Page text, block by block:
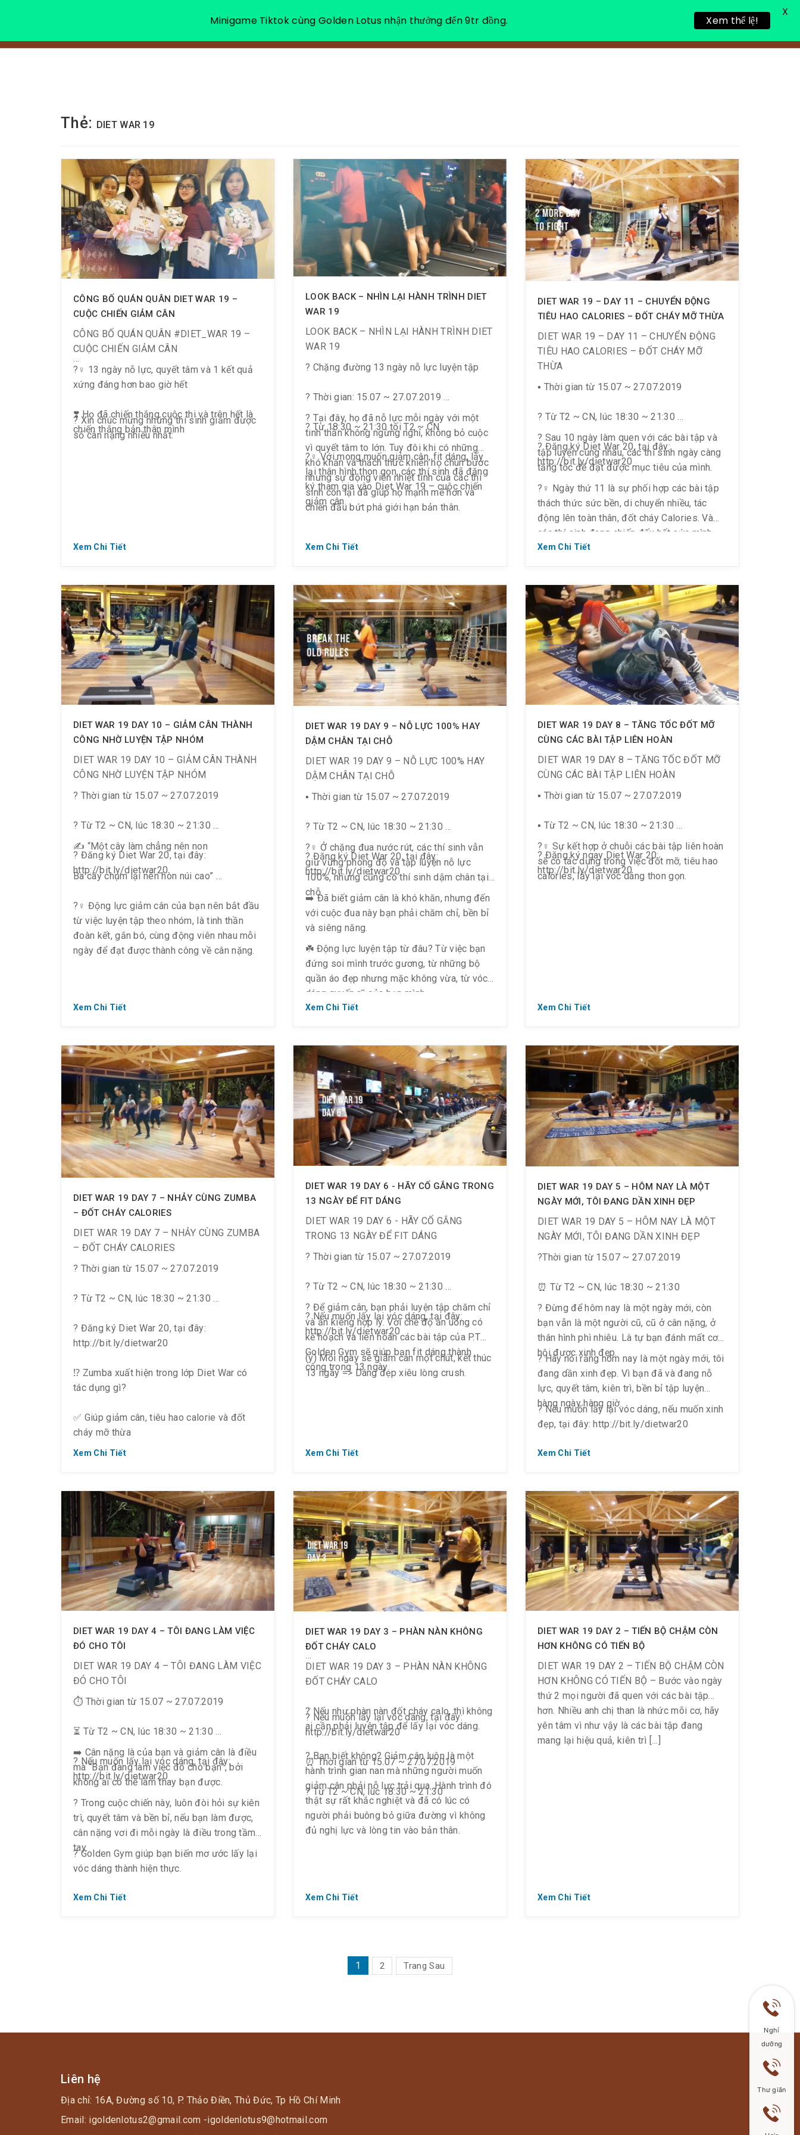
VỀ CHÚNG TÔI NGHỈ DƯỠNG THƯ GIÃN LIÊN HỆ
Thẻ: DIET WAR 19
CÔNG BỐ QUÁN QUÂN DIET WAR 19 –
CUỘC CHIẾN GIẢM CÂN
CÔNG BỐ QUÁN QUÂN #DIET_WAR 19 –
CUỘC CHIẾN GIẢM CÂN
?️‍♀️ 13 ngày nỗ lực, quyết tâm và 1 kết quả
xứng đáng hơn bao giờ hết
❣️ Họ đã chiến thắng cuộc thi và trên hết là
chiến thắng bản thân mình
? Xin chúc mừng những thí sinh giảm được
số cân nặng nhiều nhất:
Xem Chi Tiết
LOOK BACK – NHÌN LẠI HÀNH TRÌNH DIET
WAR 19
LOOK BACK – NHÌN LẠI HÀNH TRÌNH DIET
WAR 19
? Chặng đường 13 ngày nỗ lực luyện tập
? Thời gian: 15.07 ~ 27.07.2019
? Từ 18:30 ~ 21:30 tối T2 ~ CN
?‍♀️ Với mong muốn giảm cân, fit dáng, lấy
lại thân hình thon gọn, các thí sinh đã đăng
ký tham gia vào Diet War 19 – cuộc chiến
giảm cân.
? Tại đây, họ đã nỗ lực mỗi ngày với một
tinh thần không ngừng nghỉ, không bỏ cuộc
vì quyết tâm to lớn. Tuy đôi khi có những
khó khăn và thách thức khiến họ chùn bước
nhưng sự động viên nhiệt tình của các thí
sinh còn lại đã giúp họ mạnh mẽ hơn và
chiến đấu bứt phá giới hạn bản thân.
Xem Chi Tiết
DIET WAR 19 – DAY 11 – CHUYỂN ĐỘNG
TIÊU HAO CALORIES – ĐỐT CHÁY MỠ THỪA
DIET WAR 19 – DAY 11 – CHUYỂN ĐỘNG
TIÊU HAO CALORIES – ĐỐT CHÁY MỠ
THỪA
▪️ Thời gian từ 15.07 ~ 27.07.2019
? Từ T2 ~ CN, lúc 18:30 ~ 21:30
? Đăng ký Diet War 20, tại đây:
http://bit.ly/dietwar20
? Sau 10 ngày làm quen với các bài tập và
tập luyện cùng nhau, các thí sinh ngày càng
tăng tốc để đạt được mục tiêu của mình.
?️‍♀️ Ngày thứ 11 là sự phối hợp các bài tập
thách thức sức bền, di chuyển nhiều, tác
động lên toàn thân, đốt cháy Calories. Và
các thí sinh đang chiến đấu hết sức mình
cho một kết quả tốt nhất.
Xem Chi Tiết
DIET WAR 19 DAY 10 – GIẢM CÂN THÀNH
CÔNG NHỜ LUYỆN TẬP NHÓM
DIET WAR 19 DAY 10 – GIẢM CÂN THÀNH
CÔNG NHỜ LUYỆN TẬP NHÓM
? Thời gian từ 15.07 ~ 27.07.2019
? Từ T2 ~ CN, lúc 18:30 ~ 21:30
? Đăng ký Diet War 20, tại đây:
http://bit.ly/dietwar20
✍️ “Một cây làm chẳng nên non
Ba cây chụm lại nên hòn núi cao”
?️‍♀️ Động lực giảm cân của bạn nên bắt đầu
từ việc luyện tập theo nhóm, là tinh thần
đoàn kết, gắn bó, cùng động viên nhau mỗi
ngày để đạt được thành công về cân nặng.
Xem Chi Tiết
DIET WAR 19 DAY 9 – NỖ LỰC 100% HAY
DẬM CHÂN TẠI CHỖ
DIET WAR 19 DAY 9 – NỖ LỰC 100% HAY
DẬM CHÂN TẠI CHỖ
▪️ Thời gian từ 15.07 ~ 27.07.2019
? Từ T2 ~ CN, lúc 18:30 ~ 21:30
? Đăng ký Diet War 20, tại đây:
http://bit.ly/dietwar20
?️‍♀️ Ở chặng đua nước rút, các thí sinh vẫn
giữ vững phong độ và tập luyện nỗ lực
100%, nhưng cũng có thí sinh dậm chân tại
chỗ.
➡️ Đã biết giảm cân là khó khăn, nhưng đến
với cuộc đua này bạn phải chăm chỉ, bền bỉ
và siêng năng.
☘️ Động lực luyện tập từ đâu? Từ việc bạn
đứng soi mình trước gương, từ những bộ
quần áo đẹp nhưng mặc không vừa, từ vóc
dáng quyến rũ của bạn mình…
Xem Chi Tiết
DIET WAR 19 DAY 8 – TĂNG TỐC ĐỐT MỠ
CÙNG CÁC BÀI TẬP LIÊN HOÀN
DIET WAR 19 DAY 8 – TĂNG TỐC ĐỐT MỠ
CÙNG CÁC BÀI TẬP LIÊN HOÀN
▪️ Thời gian từ 15.07 ~ 27.07.2019
▪️ Từ T2 ~ CN, lúc 18:30 ~ 21:30
? Đăng ký ngay Diet War 20:
http://bit.ly/dietwar20
?️‍♀️ Sự kết hợp ở chuỗi các bài tập liên hoàn
sẽ có tác dụng trong việc đốt mỡ, tiêu hao
calories, lấy lại vóc dáng thon gọn.
Xem Chi Tiết
DIET WAR 19 DAY 7 – NHẢY CÙNG ZUMBA
– ĐỐT CHÁY CALORIES
DIET WAR 19 DAY 7 – NHẢY CÙNG ZUMBA
– ĐỐT CHÁY CALORIES
? Thời gian từ 15.07 ~ 27.07.2019
? Từ T2 ~ CN, lúc 18:30 ~ 21:30
? Đăng ký Diet War 20, tại đây:
http://bit.ly/dietwar20
⁉️ Zumba xuất hiện trong lớp Diet War có
tác dụng gì?
✅ Giúp giảm cân, tiêu hao calorie và đốt
cháy mỡ thừa
✅ Tăng cường sự linh hoạt của cơ xương
khớp, Zumba giúp ngăn chặn tuổi già, trẻ
hóa cơ thể
✅ Là liều thuốc chữa stress hữu hiệu
Xem Chi Tiết
DIET WAR 19 DAY 6 ️- HÃY CỐ GẮNG TRONG
13 NGÀY ĐỂ FIT DÁNG
DIET WAR 19 DAY 6 ️- HÃY CỐ GẮNG
TRONG 13 NGÀY ĐỂ FIT DÁNG
? Thời gian từ 15.07 ~ 27.07.2019
? Từ T2 ~ CN, lúc 18:30 ~ 21:30
? Nếu muốn lấy lại vóc dáng, tại đây:
http://bit.ly/dietwar20
? Để giảm cân, bạn phải luyện tập chăm chỉ
và ăn kiêng hợp lý. Với chế độ ăn uống có
kế hoạch và liên hoàn các bài tập của P.T
Golden Gym sẽ giúp bạn fit dáng thành
công trong 13 ngày.
(y) Mỗi ngày sẽ giảm cân một chút, kết thúc
13 ngày => Dáng đẹp xiêu lòng crush.
Xem Chi Tiết
DIET WAR 19 DAY 5 – HÔM NAY LÀ MỘT
NGÀY MỚI, TÔI ĐANG DẦN XINH ĐẸP
DIET WAR 19 DAY 5 – HÔM NAY LÀ MỘT
NGÀY MỚI, TÔI ĐANG DẦN XINH ĐẸP
?Thời gian từ 15.07 ~ 27.07.2019
⏰ Từ T2 ~ CN, lúc 18:30 ~ 21:30
? Đừng để hôm nay là một ngày mới, còn
bạn vẫn là một người cũ, cũ ở cân nặng, ở
thân hình phì nhiêu. Là tự bạn đánh mất cơ
hội được xinh đẹp.
? Hãy nói rằng hôm nay là một ngày mới, tôi
đang dần xinh đẹp. Vì bạn đã và đang nỗ
lực, quyết tâm, kiên trì, bền bỉ tập luyện
hàng ngày hàng giờ.
? Nếu muốn lấy lại vóc dáng, nếu muốn xinh
đẹp, tại đây: http://bit.ly/dietwar20
Xem Chi Tiết
DIET WAR 19 DAY 4 – TÔI ĐANG LÀM VIỆC
ĐÓ CHO TÔI
DIET WAR 19 DAY 4 – TÔI ĐANG LÀM VIỆC
ĐÓ CHO TÔI
⏱ Thời gian từ 15.07 ~ 27.07.2019
⏳ Từ T2 ~ CN, lúc 18:30 ~ 21:30
? Nếu muốn lấy lại vóc dáng, tại đây:
http://bit.ly/dietwar20
➡️ Cân nặng là của bạn và giảm cân là điều
mà “Bạn đang làm việc đó cho bạn”, bởi
không ai có thể làm thay bạn được.
? Trong cuộc chiến này, luôn đòi hỏi sự kiên
trì, quyết tâm và bền bỉ, nếu bạn làm được,
cân nặng vơi đi mỗi ngày là điều trong tầm
tay.
? Golden Gym giúp bạn biến mơ ước lấy lại
vóc dáng thành hiện thực.
Xem Chi Tiết
DIET WAR 19 DAY 3 – PHÀN NÀN KHÔNG
ĐỐT CHÁY CALO
DIET WAR 19 DAY 3 – PHÀN NÀN KHÔNG
ĐỐT CHÁY CALO
? Nếu như phàn nàn đốt cháy calo, thì không
ai cần phải luyện tập để lấy lại vóc dáng.
? Bạn biết không? Giảm cân luôn là một
hành trình gian nan mà những người muốn
giảm cân phải nỗ lực trải qua. Hành trình đó
thật sự rất khắc nghiệt và đã có lúc có
người phải buông bỏ giữa đường vì không
đủ nghị lực và lòng tin vào bản thân.
? Nếu muốn lấy lại vóc dáng, tại đây:
http://bit.ly/dietwar20
⏰ Thời gian từ 15.07 ~ 27.07.2019
? Từ T2 ~ CN, lúc 18:30 ~ 21:30
Xem Chi Tiết
DIET WAR 19 DAY 2 – TIẾN BỘ CHẬM CÒN
HƠN KHÔNG CÓ TIẾN BỘ
DIET WAR 19 DAY 2 – TIẾN BỘ CHẬM CÒN
HƠN KHÔNG CÓ TIẾN BỘ – Bước vào ngày
thứ 2 mọi người đã quen với các bài tập
hơn. Nhiều anh chị than là nhức mõi cơ, hãy
yên tâm vì như vậy là các bài tập đang
mang lại hiệu quả, kiên trì […]
Xem Chi Tiết
PHÂN
TRANG
1 2 Trang Sau
Liên hệ
Địa chỉ: 16A, Đường số 10, P. Thảo Điền, Thủ Đức, Tp Hồ Chí Minh
Email: igoldenlotus2@gmail.com -igoldenlotus9@hotmail.com
Nghỉ
dưỡng
Thư giãn
Minigame Tiktok cùng Golden Lotus nhận thưởng đến 9tr đồng. Xem thể lệ!
X